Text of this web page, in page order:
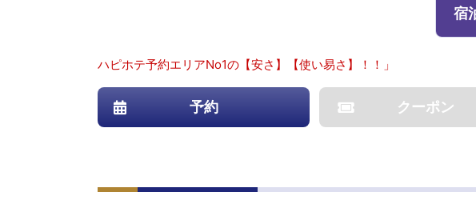
宿
ハピホテ予約エリアNo1の【安さ】【使い易さ】！！」
予約 クーポン